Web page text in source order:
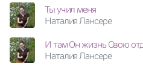
Ты учил меня
Наталия Лансере
И там Он жизнь Свою
Наталия Лансере